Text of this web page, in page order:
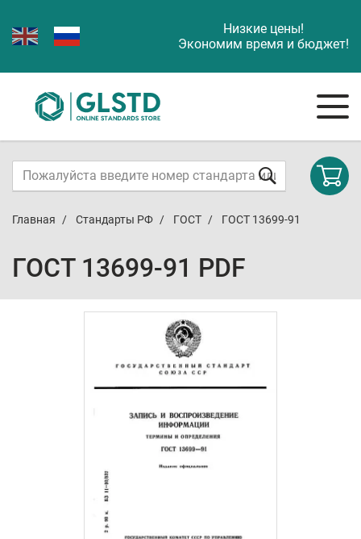
Низкие цены!
Экономим время и бюджет!
Главная Стандарты РФ ГОСТ ГОСТ 13699-91
ГОСТ 13699-91 PDF